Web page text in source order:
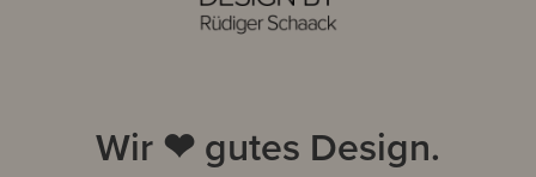
Wir ❤ gutes Design.